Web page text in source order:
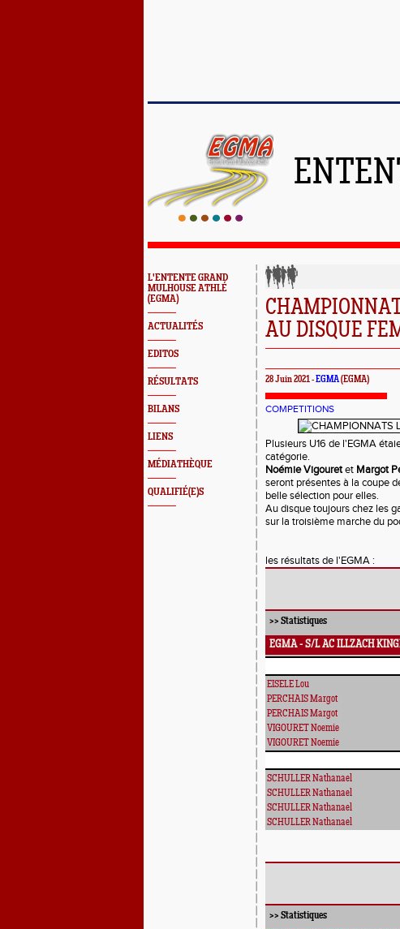
L'ENTENTE GRAND
MULHOUSE ATHLÉ
(EGMA)
ACTUALITÉS
EDITOS
RÉSULTATS
BILANS
LIENS
MÉDIATHÈQUE
QUALIFIÉ(E)S
AU DISQUE
28 Juin 2021 -EGMA(EGMA)
COMPETITIONS
Plusieurs U16 de l'EGMA
catégorie.
Noémie Vigouretet Margot
seront présentes à la coupe
belle sélection pour elles.
Au disque toujours chez les
sur la troisième marche du
les résultats de l'EGMA :
>> Statistiques
EGMA - S/L AC ILLZACH
EISELE Lou
PERCHAIS Margot
PERCHAIS Margot
VIGOURET Noemie
VIGOURET Noemie
SCHULLER Nathanael
SCHULLER Nathanael
SCHULLER Nathanael
SCHULLER Nathanael
>> Statistiques